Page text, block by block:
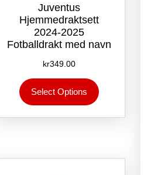
Juventus
Hjemmedraktsett
2024-2025
Fotballdrakt med navn
kr349.00
Select Options
produktet
flere
kan